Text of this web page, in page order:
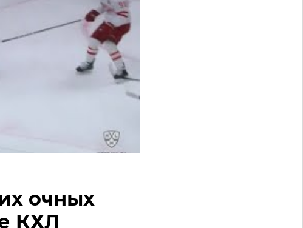
очных
КХЛ